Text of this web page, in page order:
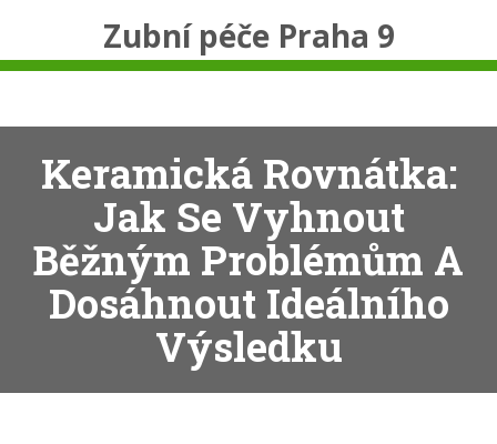
Zubní péče Praha 9
Keramická Rovnátka:
Jak Se Vyhnout
Běžným Problémům A
Dosáhnout Ideálního
Výsledku